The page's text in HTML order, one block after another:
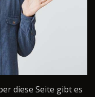
diese Seite gibt es